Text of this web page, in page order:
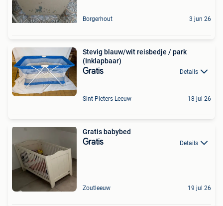
Borgerhout 3 jun 26
Stevig blauw/wit reisbedje / park
(Inklapbaar)
Gratis Details
Sint-Pieters-Leeuw 18 jul 26
Gratis babybed
Gratis Details
Zoutleeuw 19 jul 26